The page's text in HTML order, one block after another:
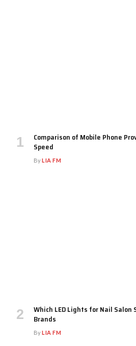
Comparison of Mobile Phone
Speed
ByLIA FM
Which LED Lights for Nail Salon
Brands
ByLIA FM